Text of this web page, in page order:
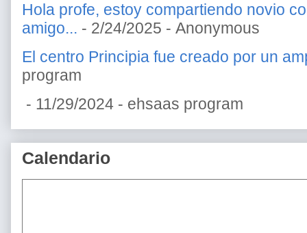
Hola profe, estoy compartiendo novio
amigo... - 2/24/2025 - Anonymous
El centro Principia fue creado por un
program
- 11/29/2024 - ehsaas program
Calendario